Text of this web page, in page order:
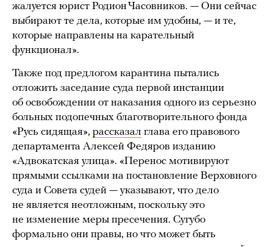
жалуется юрист Родион Часовников. — Они сейчас
выбирают те дела, которые им удобны, — и те,
которые направлены на карательный
функционал».
Также под предлогом карантина пытались
отложить заседание суда первой инстанции
об освобождении от наказания одного из серьезно
больных подопечных благотворительного фонда
«Русь сидящая», рассказал глава его правового
департамента Алексей Федяров изданию
«Адвокатская улица». «Перенос мотивируют
прямыми ссылками на постановление Верховного
суда и Совета судей — указывают, что дело
не является неотложным, поскольку это
не изменение меры пресечения. Сугубо
формально они правы, но что может быть